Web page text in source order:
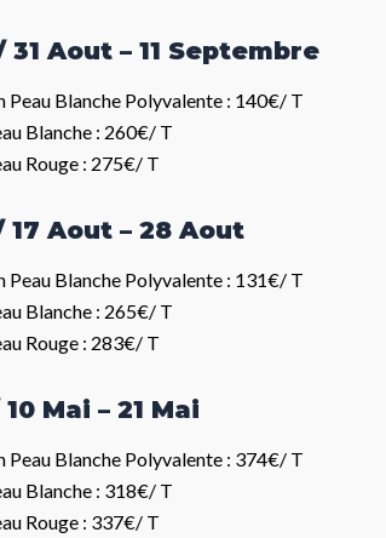
Aout – 11 Septembre
Peau Blanche Polyvalente : 140€/ T
Blanche : 260€/ T
Rouge : 275€/ T
Aout – 28 Aout
Peau Blanche Polyvalente : 131€/ T
Blanche : 265€/ T
Rouge : 283€/ T
Mai – 21 Mai
Peau Blanche Polyvalente : 374€/ T
Blanche : 318€/ T
Rouge : 337€/ T